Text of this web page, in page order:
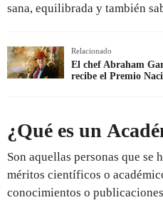
sana, equilibrada y también
Relacionado
El chef Abraham
recibe el Premio
¿Qué es un
Son aquellas personas que se
méritos científicos o
conocimientos o